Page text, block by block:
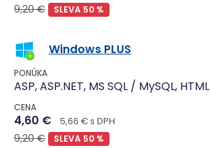
9,20 € SLEVA 50 %
Windows PLUS
PONÚKA
ASP, ASP.NET, MS SQL / MySQL, HTML
CENA
4,60 € 5,66 € s DPH
9,20 € SLEVA 50 %